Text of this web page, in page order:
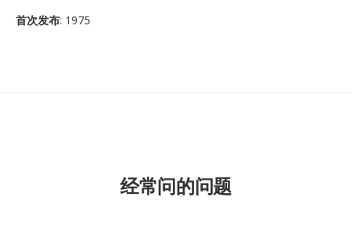
首次发布: 1975
经常问的问题